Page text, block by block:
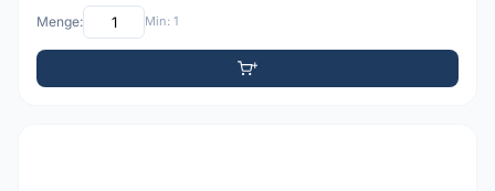
Menge: Min: 1